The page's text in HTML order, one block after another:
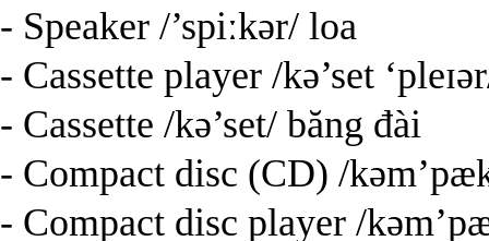
- Speaker /’spiːkər/ loa
- Cassette player /kə’set
- Cassette /kə’set/ băng đài
- Compact disc (CD) /
- Compact disc player /